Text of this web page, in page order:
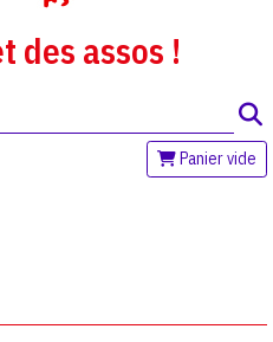
des assos !
Panier vide